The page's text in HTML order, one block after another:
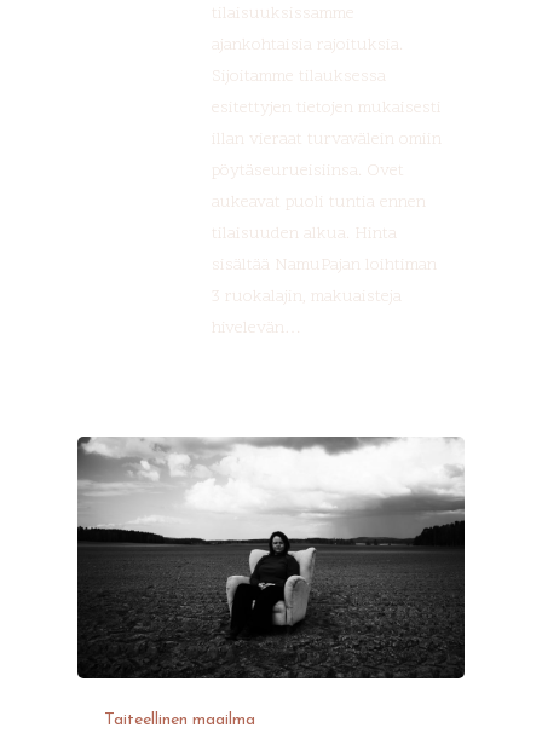
tilaisuuksissamme
ajankohtaisia rajoituksia.
Sijoitamme tilauksessa
esitettyjen tietojen mukaisesti
illan vieraat turvavälein omiin
pöytäseurueisiinsa. Ovet
aukeavat puoli tuntia ennen
tilaisuuden alkua. Hinta
sisältää NamuPajan loihtiman
3 ruokalajin, makuaisteja
hivelevän…
Taiteellinen maailma